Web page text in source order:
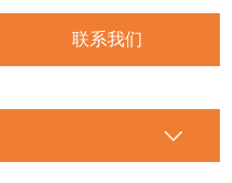
联系我们